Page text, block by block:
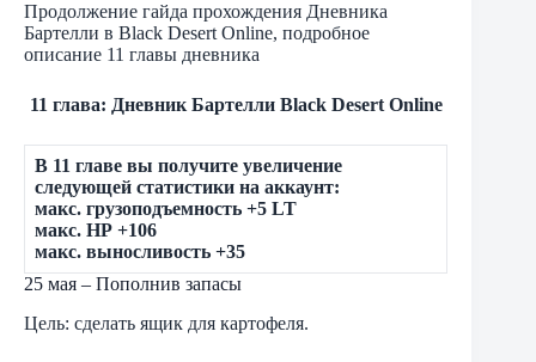
Продолжение гайда прохождения Дневника
Бартелли в Black Desert Online, подробное
описание 11 главы дневника
11 глава: Дневник Бартелли Black Desert Online
В 11 главе вы получите увеличение
следующей статистики на аккаунт:
макс. грузоподъемность +5 LT
макс. НР +106
макс. выносливость +35
25 мая – Пополнив запасы
Цель: сделать ящик для картофеля.